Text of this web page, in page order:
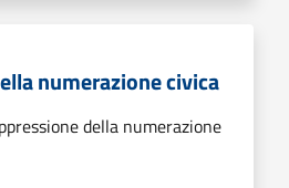
numerazione civica
della numerazione